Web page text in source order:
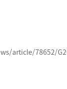
article/78652/